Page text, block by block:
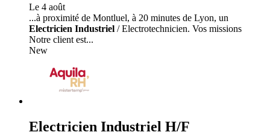
Le 4 août
...à proximité de Montluel, à 20 minutes de Lyon, un
Electricien Industriel / Electrotechnicien. Vos missions
Notre client est...
New
Electricien Industriel H/F